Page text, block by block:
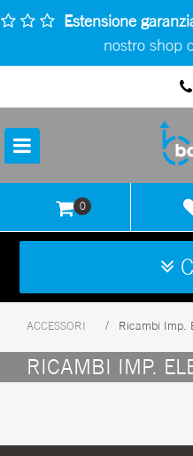
Estensione
nostro shop
0
ACCESSORI Ricambi Imp.
RICAMBI IMP.